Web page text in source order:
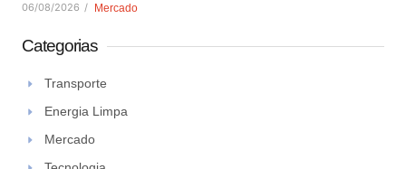
06/08/2026 / Mercado
Categorias
Transporte
Energia Limpa
Mercado